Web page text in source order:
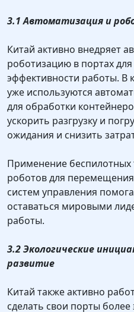
3.1 Автоматизация и
Китай активно внедряет
роботизацию в портах
эффективности работы. В
уже используются
для обработки
ускорить разгрузку и
ожидания и снизить
Применение беспилотных
роботов для
систем управления
оставаться мировыми
работы.
3.2 Экологические
развитие
Китай также активно
сделать свои порты более